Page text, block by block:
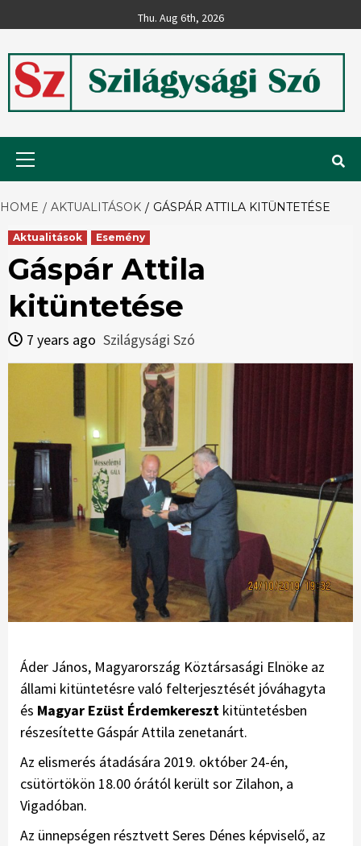
to
Thu. Aug 6th, 2026
Szilágysági
Szó
HOME AKTUALITÁSOK GÁSPÁR ATTILA KITÜNTETÉSE
Aktualitások Esemény
Gáspár Attila
kitüntetése
7 years ago Szilágysági Szó
Áder János, Magyarország Köztársasági Elnöke az
állami kitüntetésre való felterjesztését jóváhagyta
és Magyar Ezüst Érdemkereszt kitüntetésben
részesítette Gáspár Attila zenetanárt.
Az elismerés átadására 2019. október 24-én,
csütörtökön 18.00 órától került sor Zilahon, a
Vigadóban.
Az ünnepségen résztvett Seres Dénes képviselő, az